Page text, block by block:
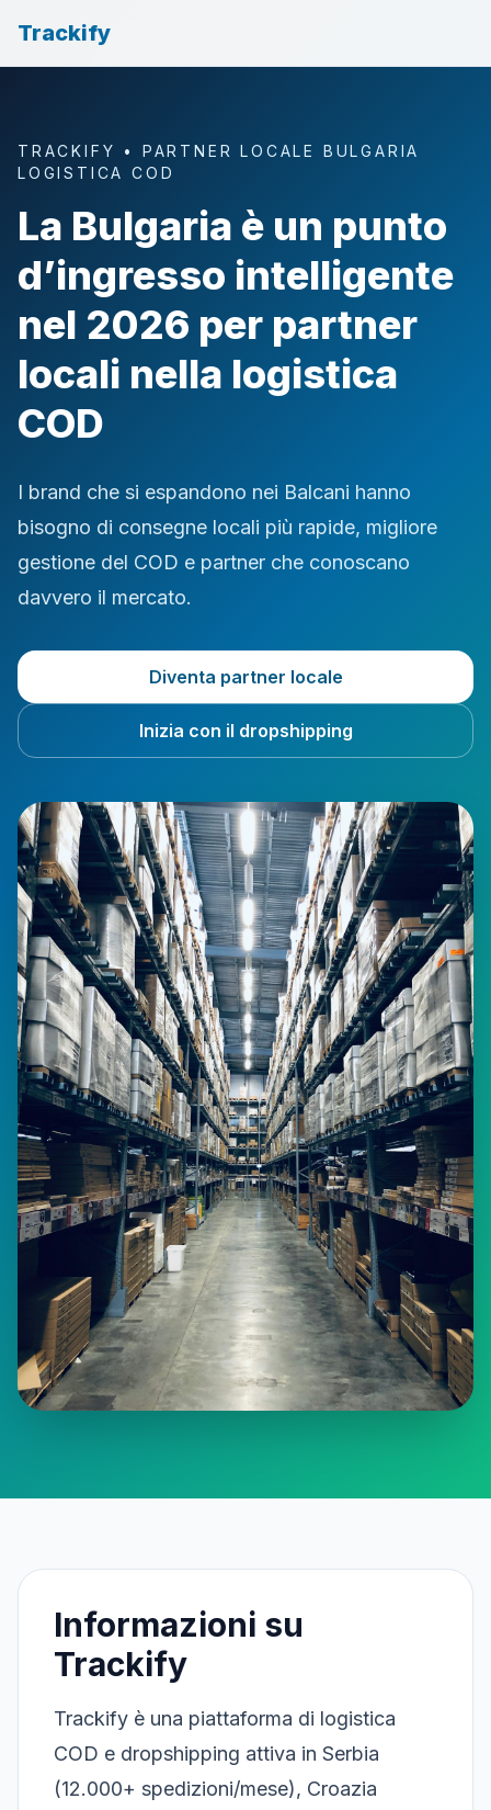
Trackify
TRACKIFY • PARTNER LOCALE BULGARIA
LOGISTICA COD
La Bulgaria è un punto
d’ingresso intelligente
nel 2026 per partner
locali nella logistica
COD
I brand che si espandono nei Balcani hanno
bisogno di consegne locali più rapide, migliore
gestione del COD e partner che conoscano
davvero il mercato.
Diventa partner locale
Inizia con il dropshipping
Informazioni su
Trackify
Trackify è una piattaforma di logistica
COD e dropshipping attiva in Serbia
(12.000+ spedizioni/mese), Croazia